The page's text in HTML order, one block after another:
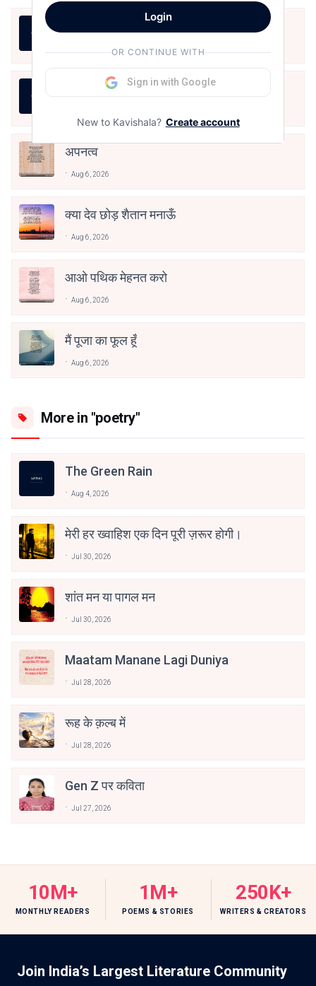
LIFE IS LIKE THAT
जीवन का रिश्ता
अपनत्व
Aug 6, 2026
क्या देव छोड़ शैतान मनाऊँ
Aug 6, 2026
आओ पथिक मेहनत करो
Aug 6, 2026
मैं पूजा का फूल हूँ
Aug 6, 2026
More in "poetry"
The Green Rain
Aug 4, 2026
मेरी हर ख्वाहिश एक दिन पूरी ज़रूर होगी।
Jul 30, 2026
शांत मन या पागल मन
Jul 30, 2026
Maatam Manane Lagi Duniya
Jul 28, 2026
रूह के क़ल्ब में
Jul 28, 2026
Gen Z पर कविता
Jul 27, 2026
10M+
MONTHLY READERS
1M+
POEMS & STORIES
250K+
WRITERS & CREATORS
Join India’s Largest Literature Community
Login
OR CONTINUE WITH
Sign in with Google
New to Kavishala? Create account